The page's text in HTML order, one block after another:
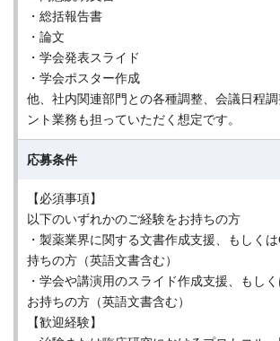
・総括報告書
・論文
・学会発表スライド
・学会ポスター作成
他、社内関連部門との各種調整、会議日程
ント業務も担っていただく想定です。
応募条件
【必須事項】
以下のいずれかのご経験をお持ちの方
・製薬業界に関する文書作成支援、もしく
持ちの方（英語文書含む）
・学会や講演用のスライド作成支援、もし
お持ちの方（英語文書含む）
【歓迎経験】